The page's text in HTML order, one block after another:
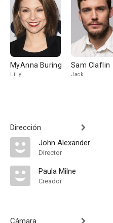
MyAnna Buring
Lilly
Sam Claflin
Jack
Dirección
John Alexander
Director
Paula Milne
Creador
Cámara